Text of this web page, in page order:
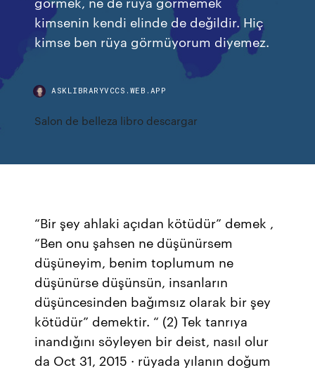
kimsenin kendi elinde de değildir. Hiç
kimse ben rüya görmüyorum diyemez.
ASKLIBRARYVCCS.WEB.APP
Salon de belleza libro descargar
“Bir şey ahlaki açıdan kötüdür” demek ,
“Ben onu şahsen ne düşünürsem
düşüneyim, benim toplumum ne
düşünürse düşünsün, insanların
düşüncesinden bağımsız olarak bir şey
kötüdür” demektir. “ (2) Tek tanrıya
inandığını söyleyen bir deist, nasıl olur
da Oct 31, 2015 · rüyada yılanın doğum